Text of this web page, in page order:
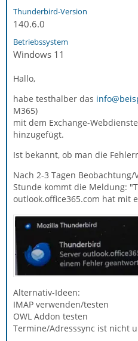
Thunderbird-Version
140.6.0
Betriebssystem
Windows 11
Hallo,
habe testhalber das
M365)
mit dem Exchange-
hinzugefügt.
Ist bekannt, ob man die
Nach 2-3 Tagen
Stunde kommt die Meldung:
outlook.office365.com hat mit
Alternativ-Ideen:
IMAP verwenden/testen
OWL Addon testen
Termine/Adresssync ist nicht